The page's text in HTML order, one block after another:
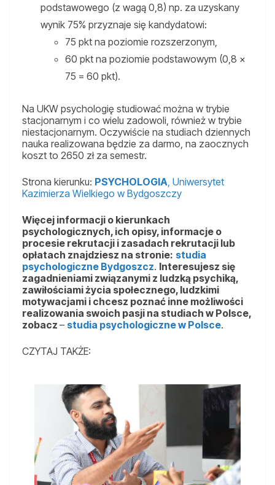
podstawowego (z wagą 0,8) np. za uzyskany
wynik 75% przyznaje się kandydatowi:
75 pkt na poziomie rozszerzonym,
60 pkt na poziomie podstawowym (0,8 x
75 = 60 pkt).
Na UKW psychologię studiować można w trybie
stacjonarnym i co wielu zadowoli, również w trybie
niestacjonarnym. Oczywiście na studiach dziennych
nauka realizowana będzie za darmo, na zaocznych
koszt to 2650 zł za semestr.
Strona kierunku: PSYCHOLOGIA, Uniwersytet
Kazimierza Wielkiego w Bydgoszczy
Więcej informacji o kierunkach
psychologicznych, ich opisy, informacje o
procesie rekrutacji i zasadach rekrutacji lub
opłatach znajdziesz na stronie: studia
psychologiczne Bydgoszcz. Interesujesz się
zagadnieniami związanymi z ludzką psychiką,
zawiłościami życia społecznego, ludzkimi
motywacjami i chcesz poznać inne możliwości
realizowania swoich pasji na studiach w Polsce,
zobacz – studia psychologiczne w Polsce.
CZYTAJ TAKŻE: